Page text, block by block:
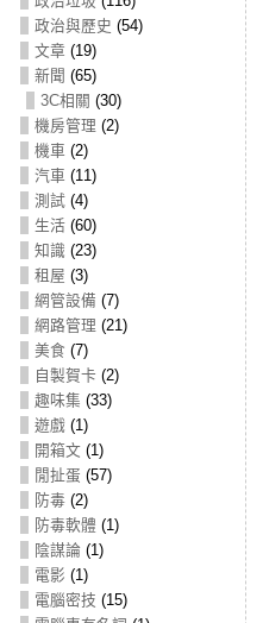
政治與歷史 (54)
文章 (19)
新聞 (65)
3C相關 (30)
機房管理 (2)
機車(2)
汽車(11)
測試(4)
生活(60)
知識 (23)
租屋 (3)
網管設備 (7)
網路管理 (21)
美食 (7)
自製賀卡 (2)
趣味集 (33)
遊戲(1)
開箱文(1)
閒扯蛋 (57)
防毒(2)
防毒軟體 (1)
陰謀論(1)
電影 (1)
電腦密技 (15)